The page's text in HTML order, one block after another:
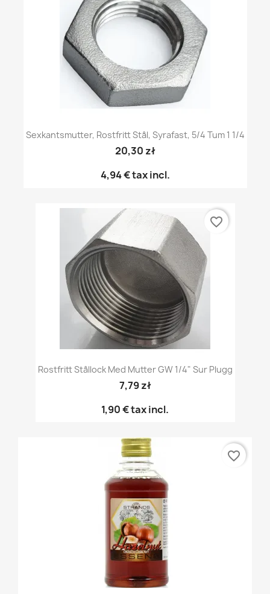
Sexkantsmutter, Rostfritt Stål, Syrafast, 5/4 Tum 1 1/4
20,30 zł
4,94 €tax incl.
Rostfritt Stållock Med Mutter GW 1/4" Sur Plugg
7,79 zł
1,90 €tax incl.
favorite_border
favorite_border